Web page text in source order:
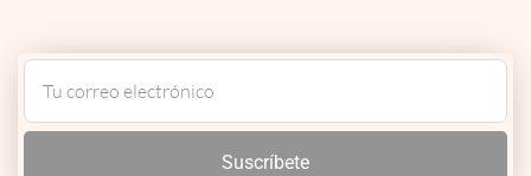
Suscríbete